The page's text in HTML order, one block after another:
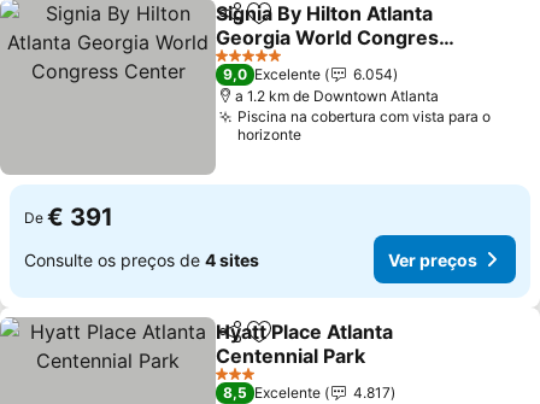
PartilharAdicionar aos favoritos
Signia By Hilton Atlanta
Georgia World Congress
Center
Ver preços
5 Estrelas
9,0 Excelente
6.054
a 1.2 km de Downtown Atlanta
Piscina na cobertura com vista para o
horizonte
De € 391
Consulte os preços de 4 sites Ver preços
PartilharAdicionar aos favoritos
Hyatt Place Atlanta
Centennial Park
Ver preços
3 Estrelas
8,5 Excelente
4.817